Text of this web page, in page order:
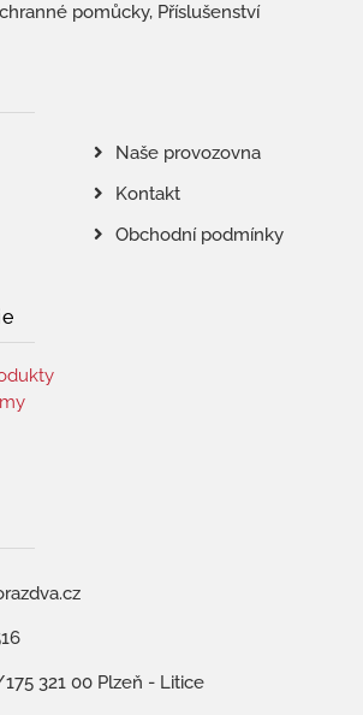
pomůcky, Příslušenství
Naše provozovna
Kontakt
Obchodní podmínky
321 00 Plzeň - Litice